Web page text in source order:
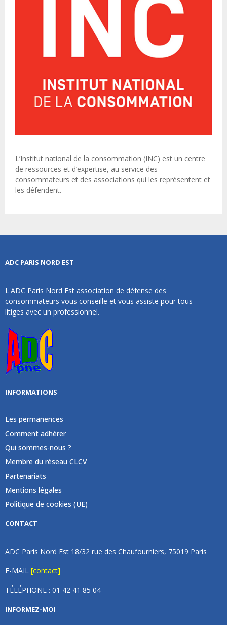
L’Institut national de la consommation (INC) est un centre
de ressources et d’expertise, au service des
consommateurs et des associations qui les représentent et
les défendent.
ADC PARIS NORD EST
L'ADC Paris Nord Est association de défense des
consommateurs vous conseille et vous assiste pour tous
litiges avec un professionnel.
INFORMATIONS
Les permanences
Comment adhérer
Qui sommes-nous ?
Membre du réseau CLCV
Partenariats
Mentions légales
Politique de cookies (UE)
CONTACT
ADC Paris Nord Est 18/32 rue des Chaufourniers, 75019 Paris
E-MAIL [contact]
TÉLÉPHONE : 01 42 41 85 04
INFORMEZ-MOI